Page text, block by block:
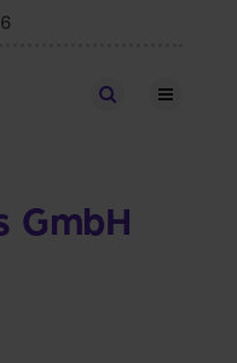
Stellen finden
GmbH